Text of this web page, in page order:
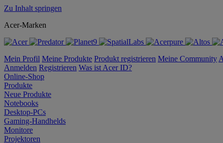
Zu Inhalt springen
Acer-Marken
Mein Profil Meine Produkte Produkt registrieren Meine Community
Anmelden Registrieren Was ist Acer ID?
Online-Shop
Produkte
Neue Produkte
Notebooks
Desktop-PCs
Gaming-Handhelds
Monitore
Projektoren